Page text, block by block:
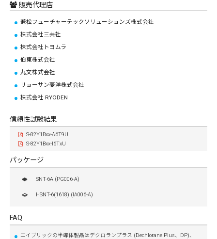
販売代理店
兼松フューチャーテックソリューションズ株式会社
株式会社三共社
株式会社トヨムラ
伯東株式会社
丸文株式会社
リョーサン菱洋株式会社
株式会社 RYODEN
信頼性試験結果
S-82Y1Bxx-A6T9U
S-82Y1Bxx-I6TxU
パッケージ
SNT-6A (PG006-A)
HSNT-6(1618) (IA006-A)
FAQ
エイブリックの半導体製品はデクロランプラス (Dechlorane Plus、DP)、